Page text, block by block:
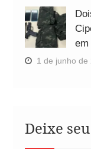
em
1 de junho de
Deixe